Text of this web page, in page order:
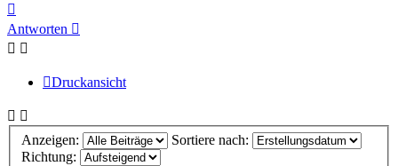
oben
Antworten
Druckansicht
Anzeigen:
Sortiere nach:
Richtung: